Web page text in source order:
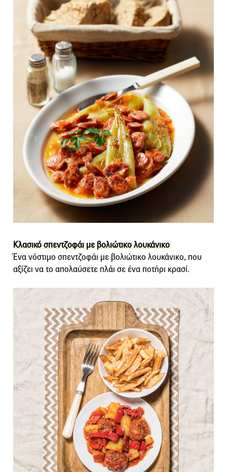
Κλασικό σπεντζοφάι με βολιώτικο λουκάνικο
Ένα νόστιμο σπεντζοφάι με βολιώτικο λουκάνικο, που
αξίζει να το απολαύσετε πλάι σε ένα ποτήρι κρασί.